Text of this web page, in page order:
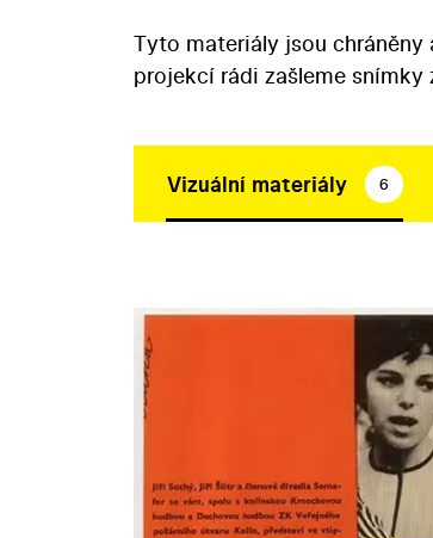
Tyto materiály jsou
projekcí rádi zašleme snímky
Vizuální materiály 6